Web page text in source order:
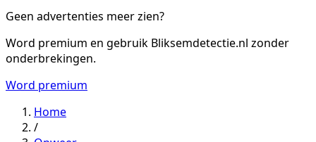
Geen advertenties meer zien?
Word premium en gebruik Bliksemdetectie.nl zonder
onderbrekingen.
Word premium
Home
/